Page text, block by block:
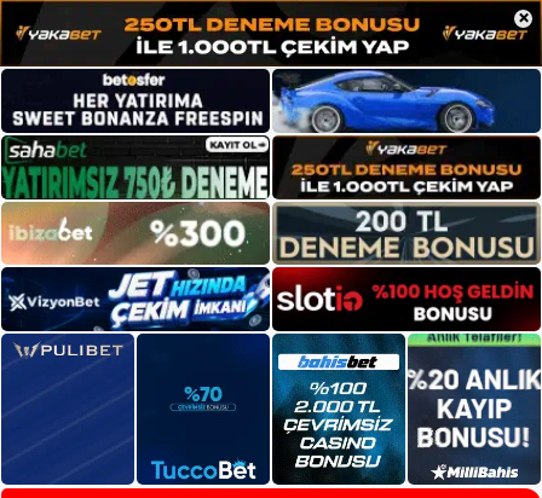
×